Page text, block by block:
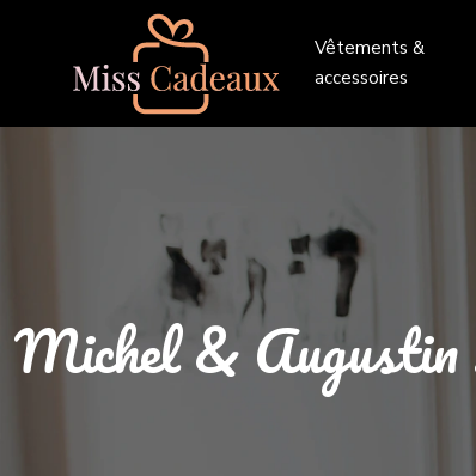
Vêtements &
accessoires
Michel & Augustin